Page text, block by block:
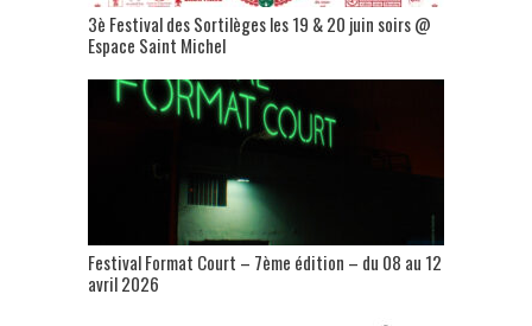
3è Festival des Sortilèges les 19 & 20 juin soirs @
Espace Saint Michel
Festival Format Court – 7ème édition – du 08 au 12
avril 2026